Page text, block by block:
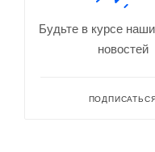
Будьте в курсе
новостей